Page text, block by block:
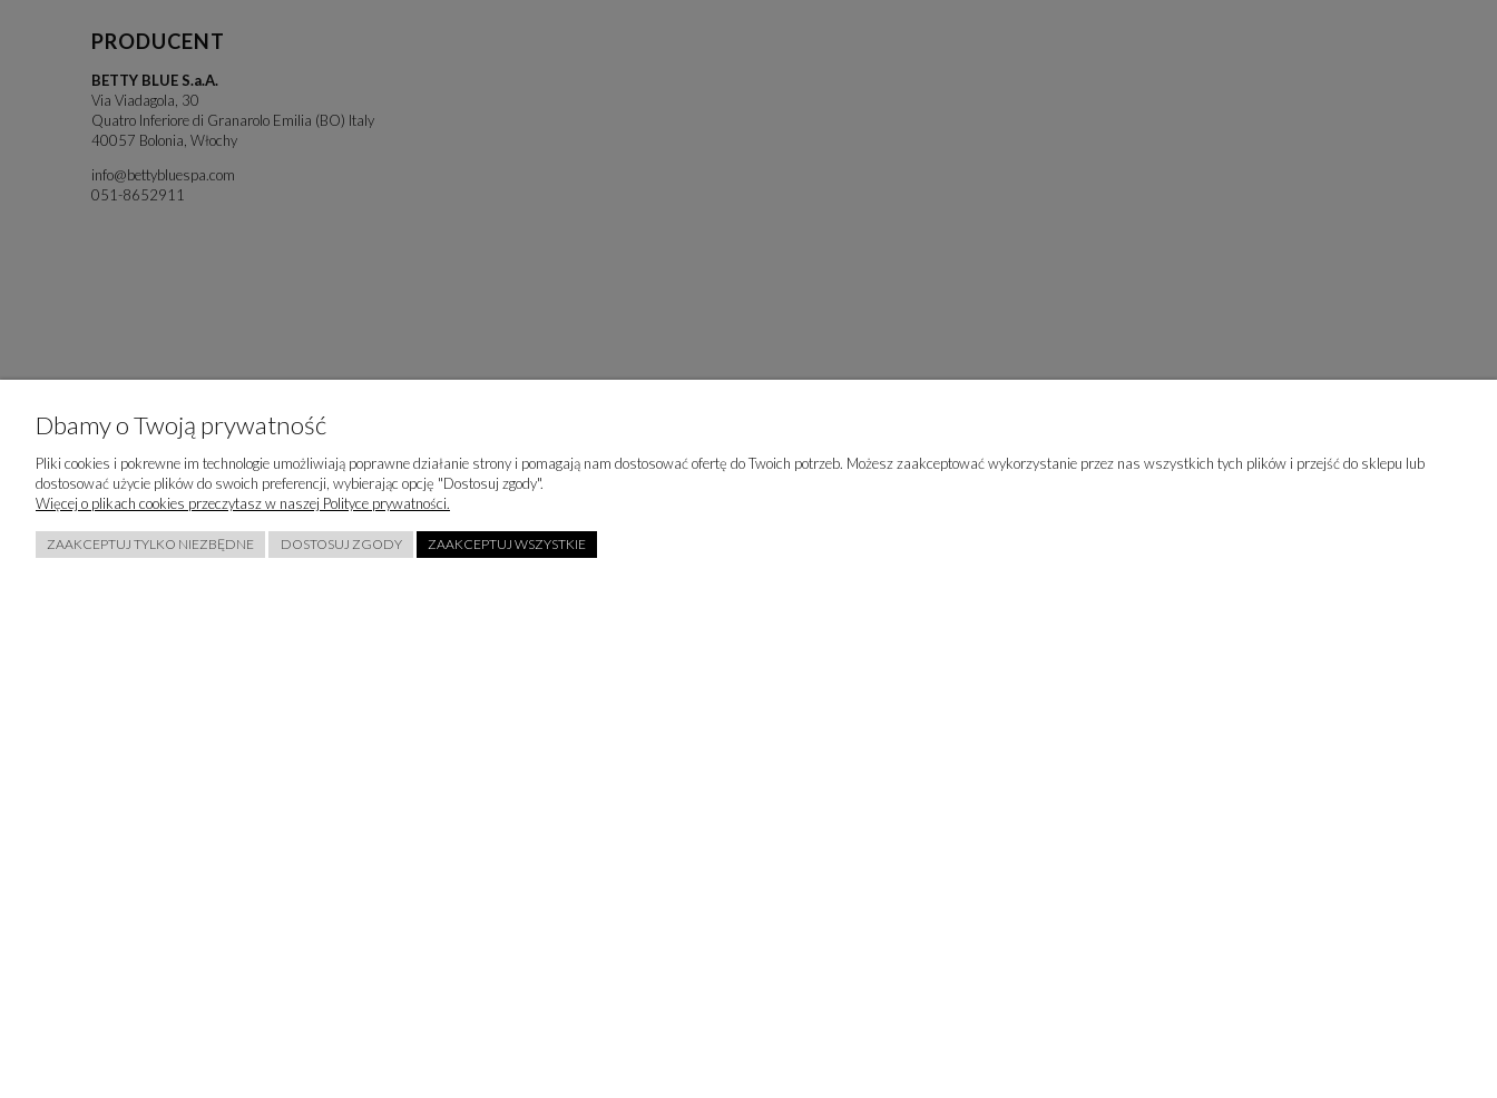
PRODUCENT
BETTY BLUE S.a.A.
Via Viadagola, 30
Quatro Inferiore di Granarolo Emilia (BO) Italy
40057 Bolonia, Włochy
info@bettybluespa.com
051-8652911
ZAPISZ SIĘ DO NEWSLETTERA
Dbamy o Twoją prywatność
Pliki cookies i pokrewne im technologie umożliwiają poprawne działanie strony i pomagają nam dostosować ofertę do Twoich potrzeb. Możesz zaakceptować wykorzystanie przez nas wszystkich tych plików i przejść do sklepu lub
dostosować użycie plików do swoich preferencji, wybierając opcję "Dostosuj zgody".
Więcej o plikach cookies przeczytasz w naszej Polityce prywatności.
ZAAKCEPTUJ TYLKO NIEZBĘDNE DOSTOSUJ ZGODY ZAAKCEPTUJ WSZYSTKIE